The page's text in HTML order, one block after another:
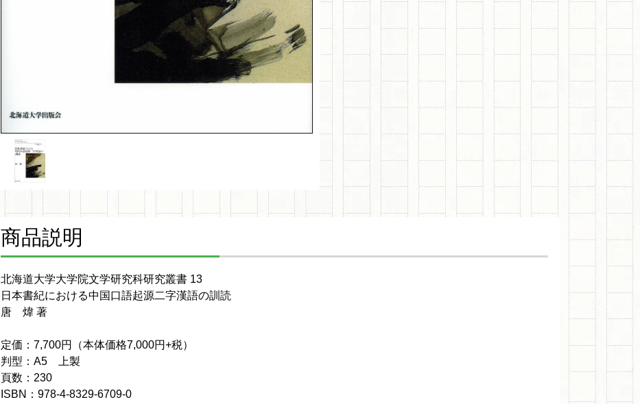
商品説明
北海道大学大学院文学研究科研究叢書 13
日本書紀における中国口語起源二字漢語の訓読
唐 煒 著
定価：7,700円（本体価格7,000円+税）
判型：A5 上製
頁数：230
ISBN：978-4-8329-6709-0